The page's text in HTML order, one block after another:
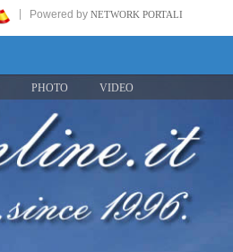
Powered by NETWORK PORTALI
PHOTO VIDEO